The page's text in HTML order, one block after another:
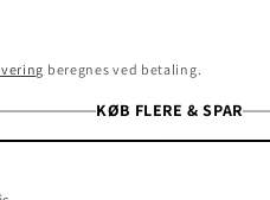
beregnes ved betaling.
KØB FLERE & SPAR